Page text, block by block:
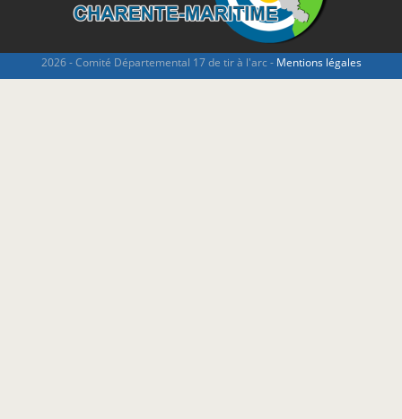
2026 - Comité Départemental 17 de tir à l'arc - Mentions légales